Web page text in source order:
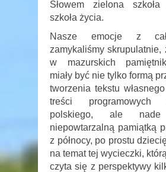
Słowem zielona
szkoła życia.
Nasze emocje z
zamykaliśmy skrupulatnie,
w mazurskich
miały być nie tylko formą
tworzenia tekstu
treści
polskiego, ale nade
niepowtarzalną pamiątką
z północy, po prostu
na temat tej wycieczki,
czyta się z perspektywy